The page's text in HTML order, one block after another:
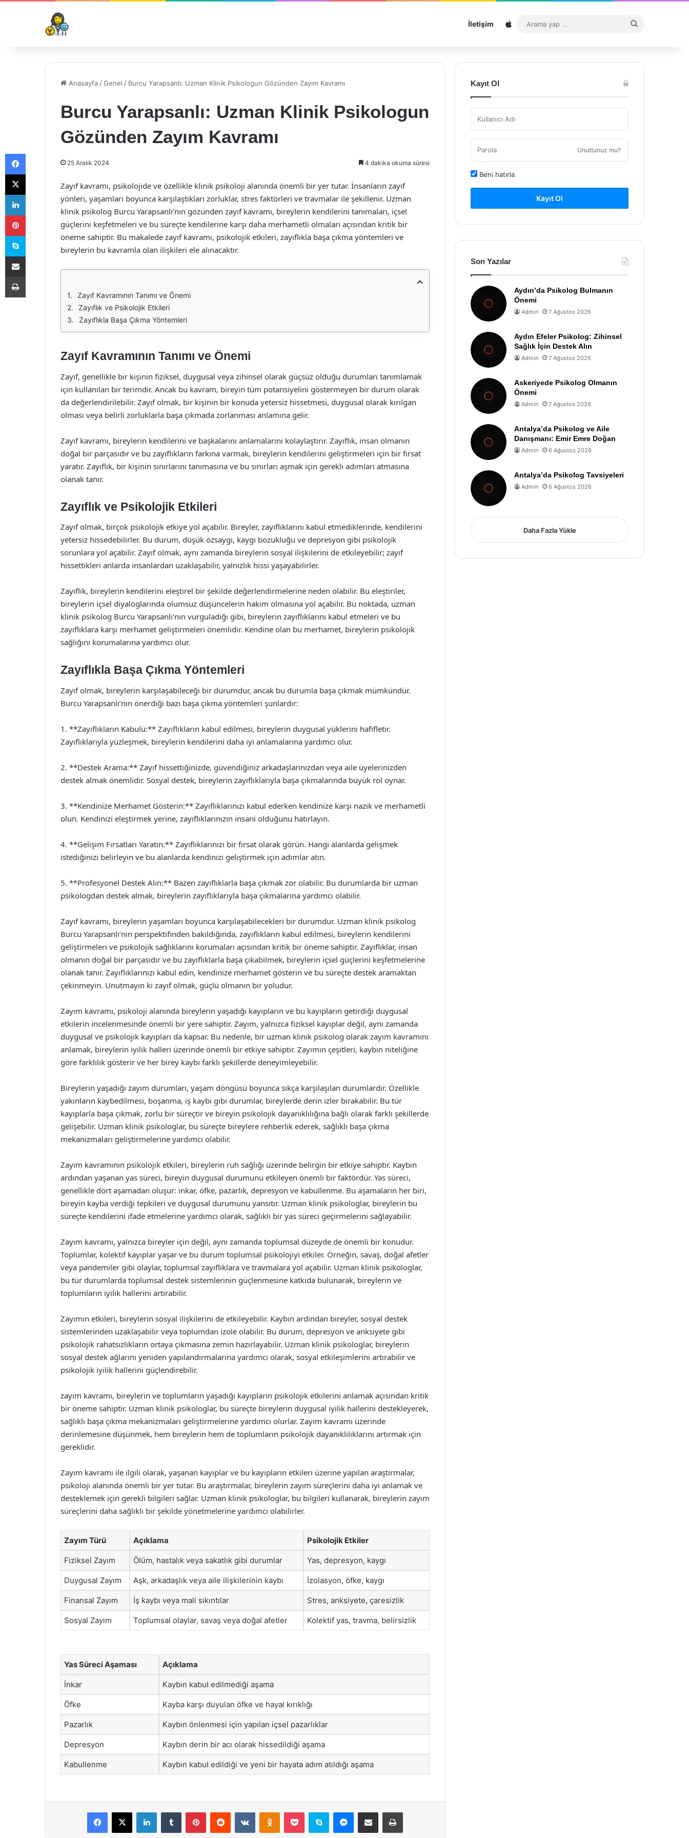
İletişim Sitemap
...
Anasayfa /Genel / Burcu Yarapsanlı: Uzman Klinik Psikologun Gözünden Zayım Kavramı
Burcu Yarapsanlı: Uzman Klinik Psikologun
Gözünden Zayım Kavramı
25 Aralık 2024 4 dakika okuma süresi
Zayıf kavramı, psikolojide ve özellikle klinik psikoloji alanında önemli bir yer tutar. İnsanların zayıf
yönleri, yaşamları boyunca karşılaştıkları zorluklar, stres faktörleri ve travmalar ile şekillenir. Uzman
klinik psikolog Burcu Yarapsanlı’nın gözünden zayıf kavramı, bireylerin kendilerini tanımaları, içsel
güçlerini keşfetmeleri ve bu süreçte kendilerine karşı daha merhametli olmaları açısından kritik bir
öneme sahiptir. Bu makalede zayıf kavramı, psikolojik etkileri, zayıflıkla başa çıkma yöntemleri ve
bireylerin bu kavramla olan ilişkileri ele alınacaktır.
Zayıf Kavramının Tanımı ve Önemi
Zayıflık ve Psikolojik Etkileri
Zayıflıkla Başa Çıkma Yöntemleri
Zayıf Kavramının Tanımı ve Önemi
Zayıf, genellikle bir kişinin fiziksel, duygusal veya zihinsel olarak güçsüz olduğu durumları tanımlamak
için kullanılan bir terimdir. Ancak bu kavram, bireyin tüm potansiyelini göstermeyen bir durum olarak
da değerlendirilebilir. Zayıf olmak, bir kişinin bir konuda yetersiz hissetmesi, duygusal olarak kırılgan
olması veya belirli zorluklarla başa çıkmada zorlanması anlamına gelir.
Zayıf kavramı, bireylerin kendilerini ve başkalarını anlamalarını kolaylaştırır. Zayıflık, insan olmanın
doğal bir parçasıdır ve bu zayıflıkların farkına varmak, bireylerin kendilerini geliştirmeleri için bir fırsat
yaratır. Zayıflık, bir kişinin sınırlarını tanımasına ve bu sınırları aşmak için gerekli adımları atmasına
olanak tanır.
Zayıflık ve Psikolojik Etkileri
Zayıf olmak, birçok psikolojik etkiye yol açabilir. Bireyler, zayıflıklarını kabul etmediklerinde, kendilerini
yetersiz hissedebilirler. Bu durum, düşük özsaygı, kaygı bozukluğu ve depresyon gibi psikolojik
sorunlara yol açabilir. Zayıf olmak, aynı zamanda bireylerin sosyal ilişkilerini de etkileyebilir; zayıf
hissettikleri anlarda insanlardan uzaklaşabilir, yalnızlık hissi yaşayabilirler.
Zayıflık, bireylerin kendilerini eleştirel bir şekilde değerlendirmelerine neden olabilir. Bu eleştiriler,
bireylerin içsel diyaloglarında olumsuz düşüncelerin hakim olmasına yol açabilir. Bu noktada, uzman
klinik psikolog Burcu Yarapsanlı’nın vurguladığı gibi, bireylerin zayıflıklarını kabul etmeleri ve bu
zayıflıklara karşı merhamet geliştirmeleri önemlidir. Kendine olan bu merhamet, bireylerin psikolojik
sağlığını korumalarına yardımcı olur.
Zayıflıkla Başa Çıkma Yöntemleri
Zayıf olmak, bireylerin karşılaşabileceği bir durumdur, ancak bu durumla başa çıkmak mümkündür.
Burcu Yarapsanlı’nın önerdiği bazı başa çıkma yöntemleri şunlardır:
1. **Zayıflıkların Kabulü:** Zayıflıkların kabul edilmesi, bireylerin duygusal yüklerini hafifletir.
Zayıflıklarıyla yüzleşmek, bireylerin kendilerini daha iyi anlamalarına yardımcı olur.
2. **Destek Arama:** Zayıf hissettiğinizde, güvendiğiniz arkadaşlarınızdan veya aile üyelerinizden
destek almak önemlidir. Sosyal destek, bireylerin zayıflıklarıyla başa çıkmalarında büyük rol oynar.
3. **Kendinize Merhamet Gösterin:** Zayıflıklarınızı kabul ederken kendinize karşı nazik ve merhametli
olun. Kendinizi eleştirmek yerine, zayıflıklarınızın insani olduğunu hatırlayın.
4. **Gelişim Fırsatları Yaratın:** Zayıflıklarınızı bir fırsat olarak görün. Hangi alanlarda gelişmek
istediğinizi belirleyin ve bu alanlarda kendinizi geliştirmek için adımlar atın.
5. **Profesyonel Destek Alın:** Bazen zayıflıklarla başa çıkmak zor olabilir. Bu durumlarda bir uzman
psikologdan destek almak, bireylerin zayıflıklarıyla başa çıkmalarına yardımcı olabilir.
Zayıf kavramı, bireylerin yaşamları boyunca karşılaşabilecekleri bir durumdur. Uzman klinik psikolog
Burcu Yarapsanlı’nın perspektifinden bakıldığında, zayıflıkların kabul edilmesi, bireylerin kendilerini
geliştirmeleri ve psikolojik sağlıklarını korumaları açısından kritik bir öneme sahiptir. Zayıflıklar, insan
olmanın doğal bir parçasıdır ve bu zayıflıklarla başa çıkabilmek, bireylerin içsel güçlerini keşfetmelerine
olanak tanır. Zayıflıklarınızı kabul edin, kendinize merhamet gösterin ve bu süreçte destek aramaktan
çekinmeyin. Unutmayın ki zayıf olmak, güçlü olmanın bir yoludur.
Zayım kavramı, psikoloji alanında bireylerin yaşadığı kayıpların ve bu kayıpların getirdiği duygusal
etkilerin incelenmesinde önemli bir yere sahiptir. Zayım, yalnızca fiziksel kayıplar değil, aynı zamanda
duygusal ve psikolojik kayıpları da kapsar. Bu nedenle, bir uzman klinik psikolog olarak zayım kavramını
anlamak, bireylerin iyilik halleri üzerinde önemli bir etkiye sahiptir. Zayımın çeşitleri, kaybın niteliğine
göre farklılık gösterir ve her birey kaybı farklı şekillerde deneyimleyebilir.
Bireylerin yaşadığı zayım durumları, yaşam döngüsü boyunca sıkça karşılaşılan durumlardır. Özellikle
yakınların kaybedilmesi, boşanma, iş kaybı gibi durumlar, bireylerde derin izler bırakabilir. Bu tür
kayıplarla başa çıkmak, zorlu bir süreçtir ve bireyin psikolojik dayanıklılığına bağlı olarak farklı şekillerde
gelişebilir. Uzman klinik psikologlar, bu süreçte bireylere rehberlik ederek, sağlıklı başa çıkma
mekanizmaları geliştirmelerine yardımcı olabilir.
Zayım kavramının psikolojik etkileri, bireylerin ruh sağlığı üzerinde belirgin bir etkiye sahiptir. Kaybın
ardından yaşanan yas süreci, bireyin duygusal durumunu etkileyen önemli bir faktördür. Yas süreci,
genellikle dört aşamadan oluşur: inkar, öfke, pazarlık, depresyon ve kabullenme. Bu aşamaların her biri,
bireyin kayba verdiği tepkileri ve duygusal durumunu yansıtır. Uzman klinik psikologlar, bireylerin bu
süreçte kendilerini ifade etmelerine yardımcı olarak, sağlıklı bir yas süreci geçirmelerini sağlayabilir.
Zayım kavramı, yalnızca bireyler için değil, aynı zamanda toplumsal düzeyde de önemli bir konudur.
Toplumlar, kolektif kayıplar yaşar ve bu durum toplumsal psikolojiyi etkiler. Örneğin, savaş, doğal afetler
veya pandemiler gibi olaylar, toplumsal zayıflıklara ve travmalara yol açabilir. Uzman klinik psikologlar,
bu tür durumlarda toplumsal destek sistemlerinin güçlenmesine katkıda bulunarak, bireylerin ve
toplumların iyilik hallerini artırabilir.
Zayımın etkileri, bireylerin sosyal ilişkilerini de etkileyebilir. Kaybın ardından bireyler, sosyal destek
sistemlerinden uzaklaşabilir veya toplumdan izole olabilir. Bu durum, depresyon ve anksiyete gibi
psikolojik rahatsızlıkların ortaya çıkmasına zemin hazırlayabilir. Uzman klinik psikologlar, bireylerin
sosyal destek ağlarını yeniden yapılandırmalarına yardımcı olarak, sosyal etkileşimlerini artırabilir ve
psikolojik iyilik hallerini güçlendirebilir.
zayım kavramı, bireylerin ve toplumların yaşadığı kayıpların psikolojik etkilerini anlamak açısından kritik
bir öneme sahiptir. Uzman klinik psikologlar, bu süreçte bireylerin duygusal iyilik hallerini destekleyerek,
sağlıklı başa çıkma mekanizmaları geliştirmelerine yardımcı olurlar. Zayım kavramı üzerinde
derinlemesine düşünmek, hem bireylerin hem de toplumların psikolojik dayanıklılıklarını artırmak için
gereklidir.
Zayım kavramı ile ilgili olarak, yaşanan kayıplar ve bu kayıpların etkileri üzerine yapılan araştırmalar,
psikoloji alanında önemli bir yer tutar. Bu araştırmalar, bireylerin zayım süreçlerini daha iyi anlamak ve
desteklemek için gerekli bilgileri sağlar. Uzman klinik psikologlar, bu bilgileri kullanarak, bireylerin zayım
süreçlerini daha sağlıklı bir şekilde yönetmelerine yardımcı olabilirler.
Zayım Türü Açıklama Psikolojik Etkiler
Fiziksel Zayım Ölüm, hastalık veya sakatlık gibi durumlar Yas, depresyon, kaygı
Duygusal Zayım Aşk, arkadaşlık veya aile ilişkilerinin kaybı İzolasyon, öfke, kaygı
Finansal Zayım İş kaybı veya mali sıkıntılar Stres, anksiyete, çaresizlik
Sosyal Zayım Toplumsal olaylar, savaş veya doğal afetler Kolektif yas, travma, belirsizlik
Yas Süreci Aşaması Açıklama
İnkar Kaybın kabul edilmediği aşama
Öfke Kayba karşı duyulan öfke ve hayal kırıklığı
Pazarlık Kaybın önlenmesi için yapılan içsel pazarlıklar
Depresyon Kaybın derin bir acı olarak hissedildiği aşama
Kabullenme Kaybın kabul edildiği ve yeni bir hayata adım atıldığı aşama
Facebook
X LinkedInTumblr PinterestReddit VKontakteOdnoklassniki
Pocket Skype Messenger
E-Posta ile paylaş Yazdır
Kayıt Ol
Unuttunuz mu?
Beni hatırla
Kayıt Ol
Son Yazılar
Aydın’da Psikolog Bulmanın
Önemi
Admin 7 Ağustos 2026
Aydın Efeler Psikolog: Zihinsel
Sağlık İçin Destek Alın
Admin 7 Ağustos 2026
Askeriyede Psikolog Olmanın
Önemi
Admin 7 Ağustos 2026
Antalya’da Psikolog ve Aile
Danışmanı: Emir Emre Doğan
Admin 6 Ağustos 2026
Antalya’da Psikolog Tavsiyeleri
Admin 6 Ağustos 2026
Daha Fazla Yükle
Facebook
X
LinkedIn
Pinterest
Skype
E-Posta ile paylaş